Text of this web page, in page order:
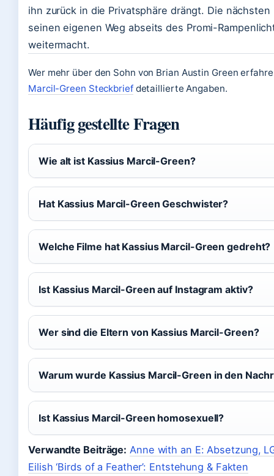
ihn zurück in die Privatsphäre drängt. Die
seinen eigenen Weg abseits des Promi-
weitermacht.
Wer mehr über den Sohn von Brian Austin Green
Marcil-Green Steckbriefdetaillierte Angaben.
Häufig gestellte Fragen
Wie alt ist Kassius Marcil-Green?
Hat Kassius Marcil-Green Geschwister?
Welche Filme hat Kassius Marcil-Green gedreht?
Ist Kassius Marcil-Green auf Instagram aktiv?
Wer sind die Eltern von Kassius Marcil-Green?
Warum wurde Kassius Marcil-Green in den
Ist Kassius Marcil-Green homosexuell?
Verwandte Beiträge: Anne with an E: Absetzung,
Eilish ‘Birds of a Feather’: Entstehung & Fakten